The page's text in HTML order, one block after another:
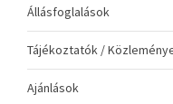
Állásfoglalások
Tájékoztatók /
Ajánlások